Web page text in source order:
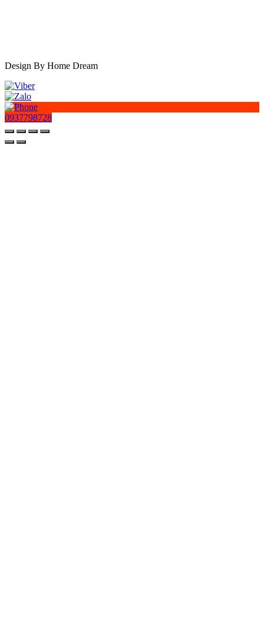
Design By Home Dream
0937798728